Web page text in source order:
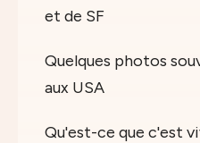
et de SF
Quelques photos
aux USA
Qu'est-ce que c'est